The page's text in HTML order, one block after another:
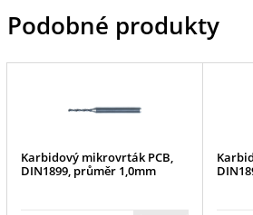
Podobné produkty
Karbidový mikrovrták PCB,
DIN1899, průměr 1,0mm